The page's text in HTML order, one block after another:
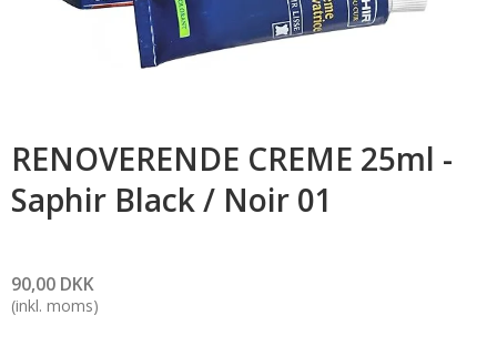
RENOVERENDE CREME 25ml -
Saphir Black / Noir 01
90,00 DKK
(inkl. moms)